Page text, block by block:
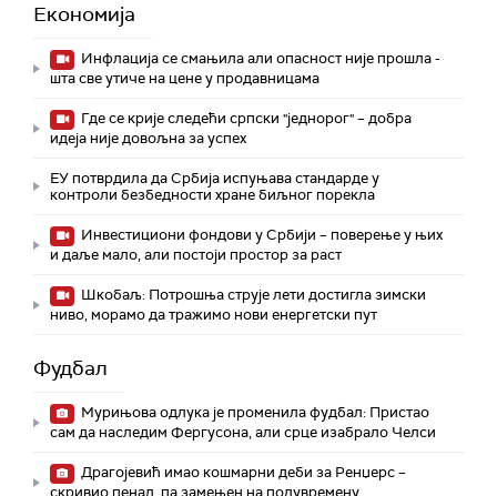
Економија
Инфлација се смањила али опасност није прошла -
шта све утиче на цене у продавницама
Где се крије следећи српски "једнорог" – добра
идеја није довољна за успех
ЕУ потврдила да Србија испуњава стандарде у
контроли безбедности хране биљног порекла
Инвестициони фондови у Србији – поверење у њих
и даље мало, али постоји простор за раст
Шкобаљ: Потрошња струје лети достигла зимски
ниво, морамо да тражимо нови енергетски пут
Фудбал
Мурињова одлука је променила фудбал: Пристао
сам да наследим Фергусона, али срце изабрало Челси
Драгојевић имао кошмарни деби за Ренџерс –